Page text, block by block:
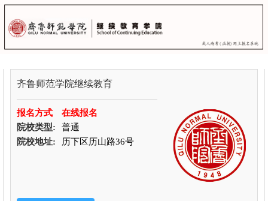
齐鲁师范学院继续教育
报名方式
在线报名
院校类型:
普通
院校地址:
历下区历山路36号